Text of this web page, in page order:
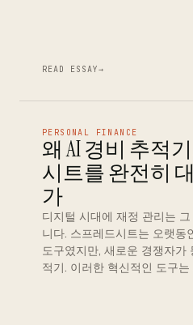
READ ESSAY→
PERSONAL FINANCE
왜 AI 경비 추적
시트를 완전히
가
디지털 시대에 재정 관리는
니다. 스프레드시트는 오랫동
도구였지만, 새로운 경쟁자가
적기. 이러한 혁신적인 도구